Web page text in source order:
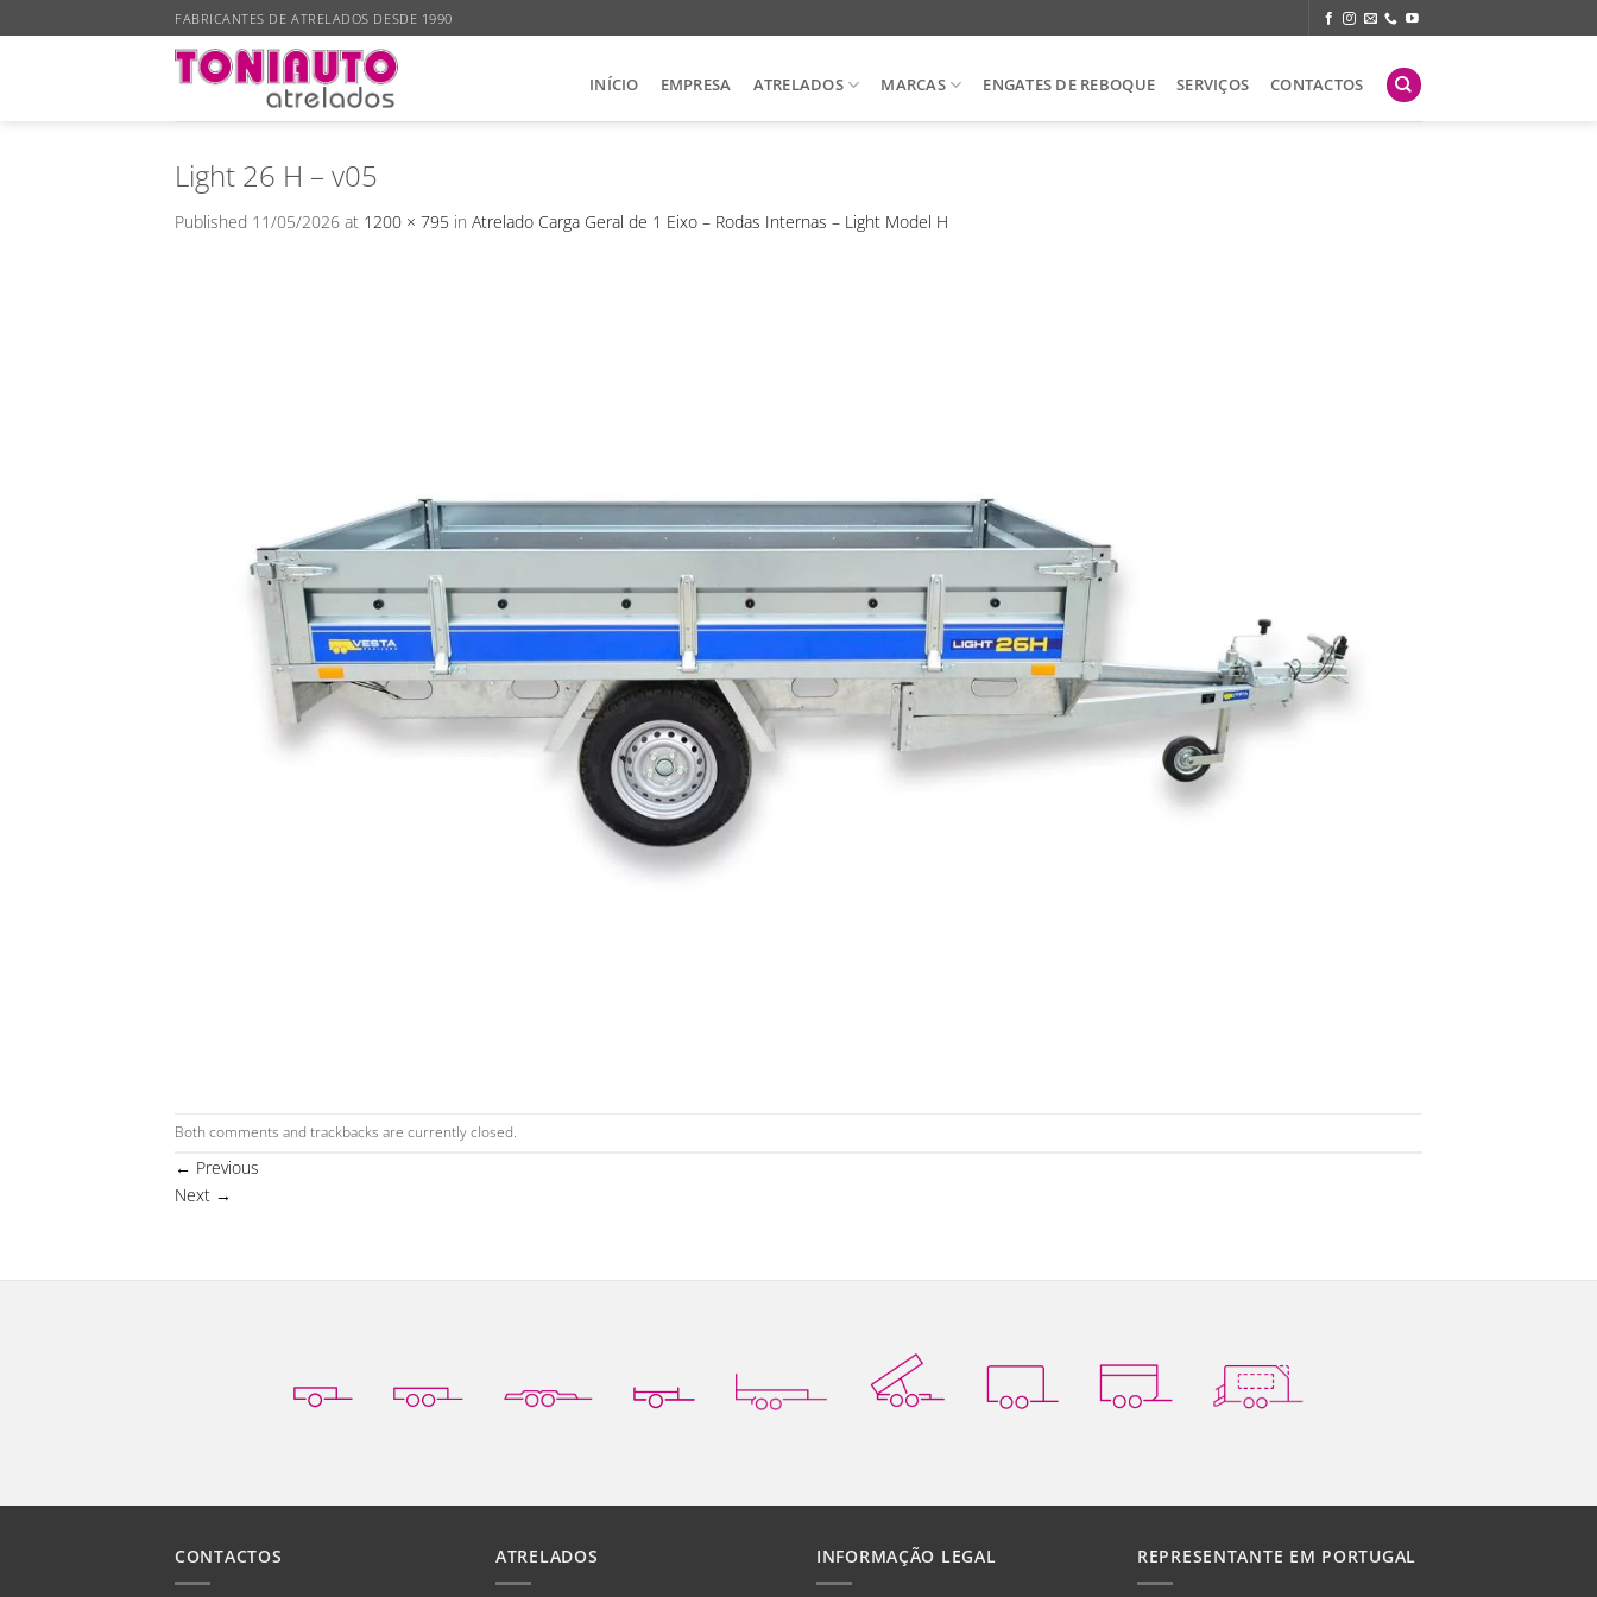
to
FABRICANTES DE ATRELADOS DESDE 1990
INÍCIO EMPRESA ATRELADOS MARCAS ENGATES DE REBOQUE SERVIÇOS CONTACTOS
Light 26 H – v05
Published 11/05/2026 at 1200 × 795 in Atrelado Carga Geral de 1 Eixo – Rodas Internas – Light Model H
Both comments and trackbacks are currently closed.
← Previous
Next →
CONTACTOS ATRELADOS INFORMAÇÃO LEGAL REPRESENTANTE EM PORTUGAL